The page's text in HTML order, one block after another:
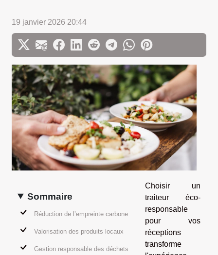
19 janvier 2026 20:44
Sommaire
Réduction de l’empreinte carbone
Valorisation des produits locaux
Gestion responsable des déchets
Choisir un
traiteur éco-
responsable
pour vos
réceptions
transforme